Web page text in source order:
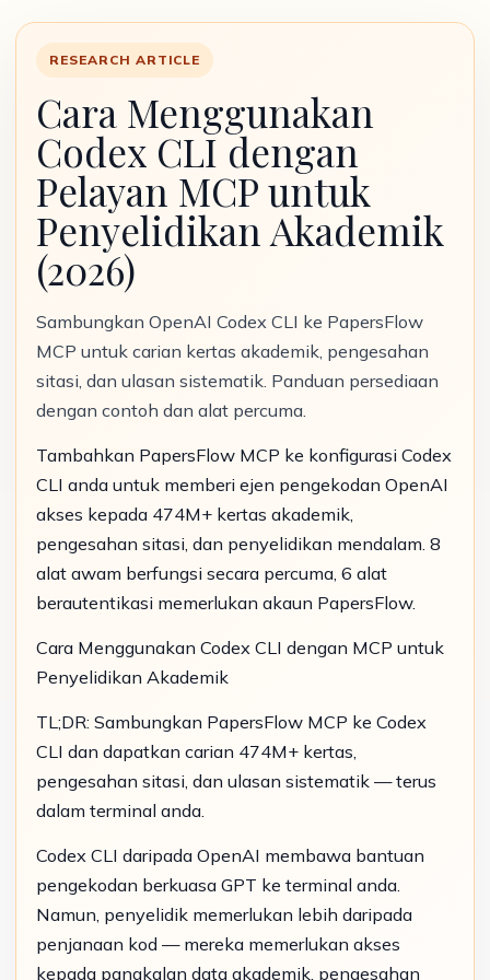
RESEARCH ARTICLE
Cara Menggunakan
Codex CLI dengan
Pelayan MCP untuk
Penyelidikan Akademik
(2026)
Sambungkan OpenAI Codex CLI ke PapersFlow
MCP untuk carian kertas akademik, pengesahan
sitasi, dan ulasan sistematik. Panduan persediaan
dengan contoh dan alat percuma.
Tambahkan PapersFlow MCP ke konfigurasi Codex
CLI anda untuk memberi ejen pengekodan OpenAI
akses kepada 474M+ kertas akademik,
pengesahan sitasi, dan penyelidikan mendalam. 8
alat awam berfungsi secara percuma, 6 alat
berautentikasi memerlukan akaun PapersFlow.
Cara Menggunakan Codex CLI dengan MCP untuk
Penyelidikan Akademik
TL;DR: Sambungkan PapersFlow MCP ke Codex
CLI dan dapatkan carian 474M+ kertas,
pengesahan sitasi, dan ulasan sistematik — terus
dalam terminal anda.
Codex CLI daripada OpenAI membawa bantuan
pengekodan berkuasa GPT ke terminal anda.
Namun, penyelidik memerlukan lebih daripada
penjanaan kod — mereka memerlukan akses
kepada pangkalan data akademik, pengesahan